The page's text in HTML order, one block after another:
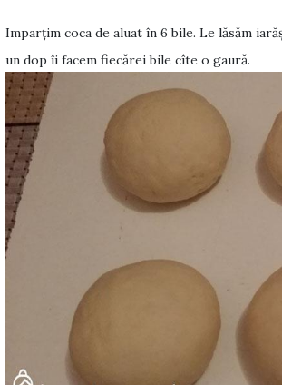
Imparţim coca de aluat în 6 bile. Le lăsăm
un dop îi facem fiecărei bile cîte o gaură.